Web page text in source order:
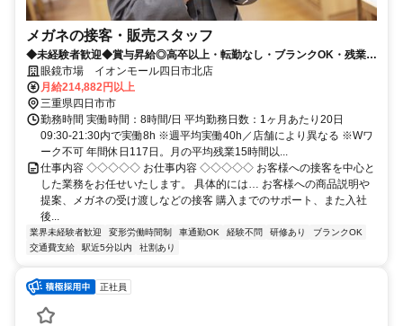
メガネの接客・販売スタッフ
◆未経験者歓迎◆賞与昇給◎高卒以上・転勤なし・ブランクOK・残業少
なめ・業界No1！
眼鏡市場 イオンモール四日市北店
月給214,882円以上
三重県四日市市
勤務時間 実働時間：8時間/日 平均勤務日数：1ヶ月あたり20日
09:30-21:30内で実働8h ※週平均実働40h／店舗により異なる ※Wワ
ーク不可 年間休日117日。月の平均残業15時間以...
仕事内容 ◇◇◇◇◇ お仕事内容 ◇◇◇◇◇ お客様への接客を中心と
した業務をお任せいたします。 具体的には… お客様への商品説明や
提案、メガネの受け渡しなどの接客 購入までのサポート、また入社
後...
業界未経験者歓迎 変形労働時間制 車通勤OK 経験不問 研修あり
ブランクOK
交通費支給
駅近5分以内 社割あり
正社員